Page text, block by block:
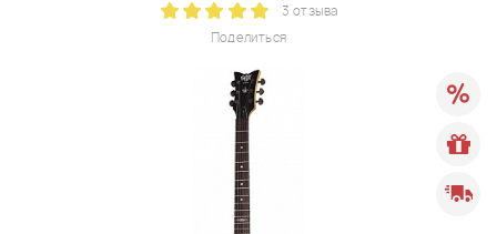
Поделиться
3 отзыва